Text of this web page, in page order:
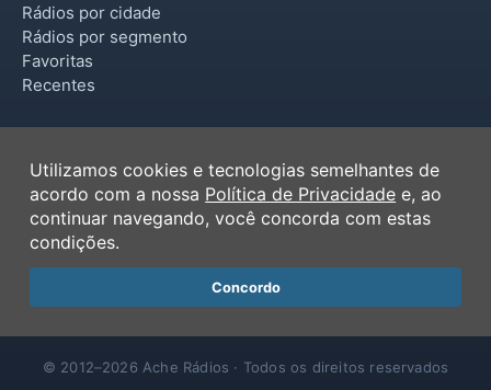
Rádios por cidade
Rádios por segmento
Favoritas
Recentes
Termos de Uso
Política de Privacidade
Ferramentas
Contato
© 2012–2026 Ache Rádios · Todos os direitos reservados
Utilizamos cookies e tecnologias semelhantes de
acordo com a nossa Política de Privacidade e, ao
continuar navegando, você concorda com estas
condições.
Concordo